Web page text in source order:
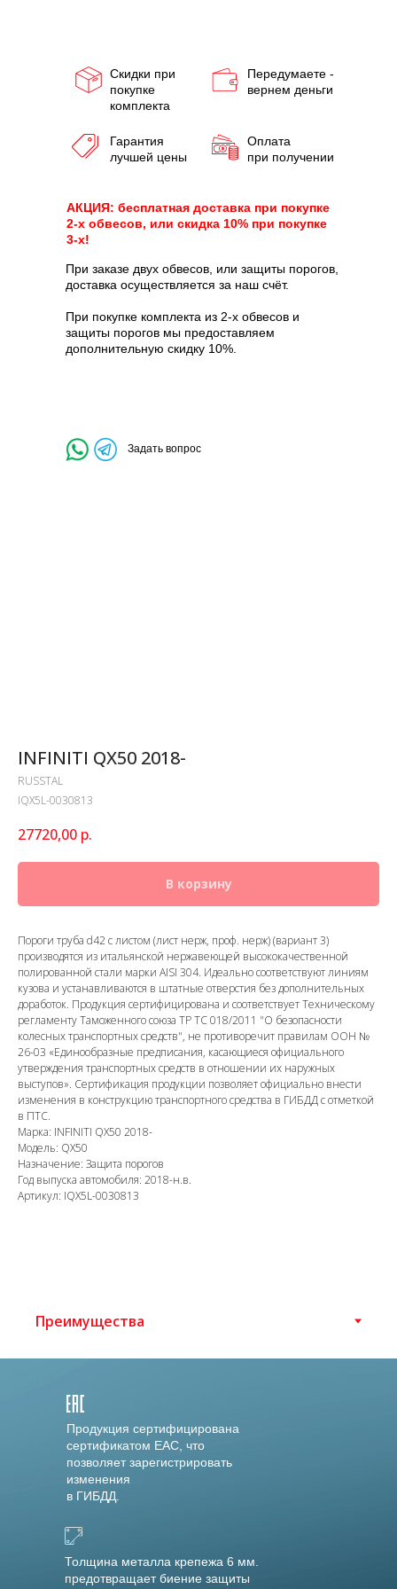
Скидки при
покупке
комплекта
Передумаете -
вернем деньги
Гарантия
лучшей цены
Оплата
при получении
АКЦИЯ: бесплатная доставка при покупке
2-х обвесов, или скидка 10% при покупке
3-х!
При заказе двух обвесов, или защиты порогов,
доставка осуществляется за наш счёт.
При покупке комплекта из 2-х обвесов и
защиты порогов мы предоставляем
дополнительную скидку 10%.
Задать вопрос
INFINITI QX50 2018-
RUSSTAL
IQX5L-0030813
27720,00 р.
В корзину
Пороги труба d42 с листом (лист нерж, проф. нерж) (вариант 3)
производятся из итальянской нержавеющей высококачественной
полированной стали марки AISI 304. Идеально соответствуют линиям
кузова и устанавливаются в штатные отверстия без дополнительных
доработок. Продукция сертифицирована и соответствует Техническому
регламенту Таможенного союза ТР ТС 018/2011 "О безопасности
колесных транспортных средств", не противоречит правилам ООН №
26-03 «Единообразные предписания, касающиеся официального
утверждения транспортных средств в отношении их наружных
выступов». Сертификация продукции позволяет официально внести
изменения в конструкцию транспортного средства в ГИБДД с отметкой
в ПТС.
Марка: INFINITI QX50 2018-
Модель: QX50
Назначение: Защита порогов
Год выпуска автомобиля: 2018-н.в.
Артикул: IQX5L-0030813
Толщина металла крепежа 6 мм.
предотвращает биение защиты
Продукция сертифицирована
сертификатом EAC, что
позволяет зарегистрировать
изменения
в ГИБДД.